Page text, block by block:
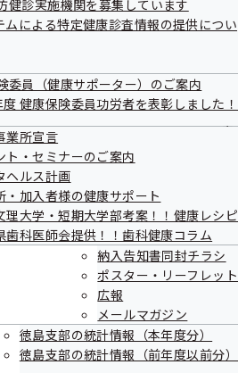
・
届
一
覧
の
サ
メ
ュ
ー
保
健
ご
案
内
ニ
ュ
ー
健診実施機関を募集しています
による特定健康診査情報の提供につい
委員（健康サポーター）のご案内
健康保険委員功労者を表彰しました！
業所宣言
ト・セミナーのご案内
ヘルス計画
・加入者様の健康サポート
理大学・短期大学部考案！！健康レシピ
歯科医師会提供！！歯科健康コラム
納入告知書同封チラシ
ポスター・リーフレット
広報
メールマガジン
徳島支部の統計情報（本年度分）
徳島支部の統計情報（前年度以前分）
をお知らせいたします
報（適用事業所数や加入者数等の
費や加入者一人当たり医療費等の
適用事業所数、加入者数など）
（医療費、加入者一人当たり医療
】
度版）－（加入者一人当たり医
【R7.12.11更新】
使用状況（令和6年度）